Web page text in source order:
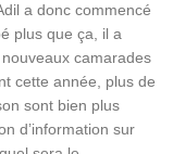
a donc commencé
plus que ça, il a
camarades
cette année, plus de
sont bien plus
d’information sur